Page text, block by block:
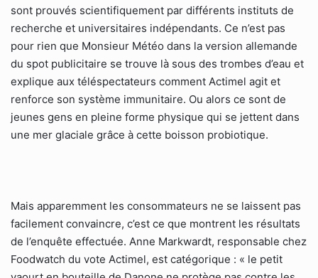
sont prouvés scientifiquement par différents instituts de
recherche et universitaires indépendants. Ce n’est pas
pour rien que Monsieur Météo dans la version allemande
du spot publicitaire se trouve là sous des trombes d’eau et
explique aux téléspectateurs comment Actimel agit et
renforce son système immunitaire. Ou alors ce sont de
jeunes gens en pleine forme physique qui se jettent dans
une mer glaciale grâce à cette boisson probiotique.
Mais apparemment les consommateurs ne se laissent pas
facilement convaincre, c’est ce que montrent les résultats
de l’enquête effectuée. Anne Markwardt, responsable chez
Foodwatch du vote Actimel, est catégorique : « le petit